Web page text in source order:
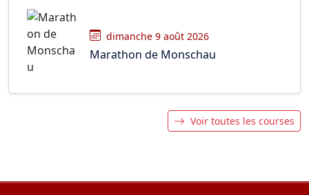
dimanche 9 août 2026
Marathon de Monschau
Voir toutes les courses